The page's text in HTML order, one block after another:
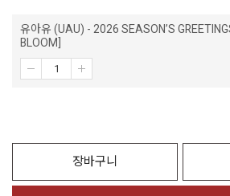
유아유 (UAU) - 2026 SEASON’S
BLOOM]
장바구니